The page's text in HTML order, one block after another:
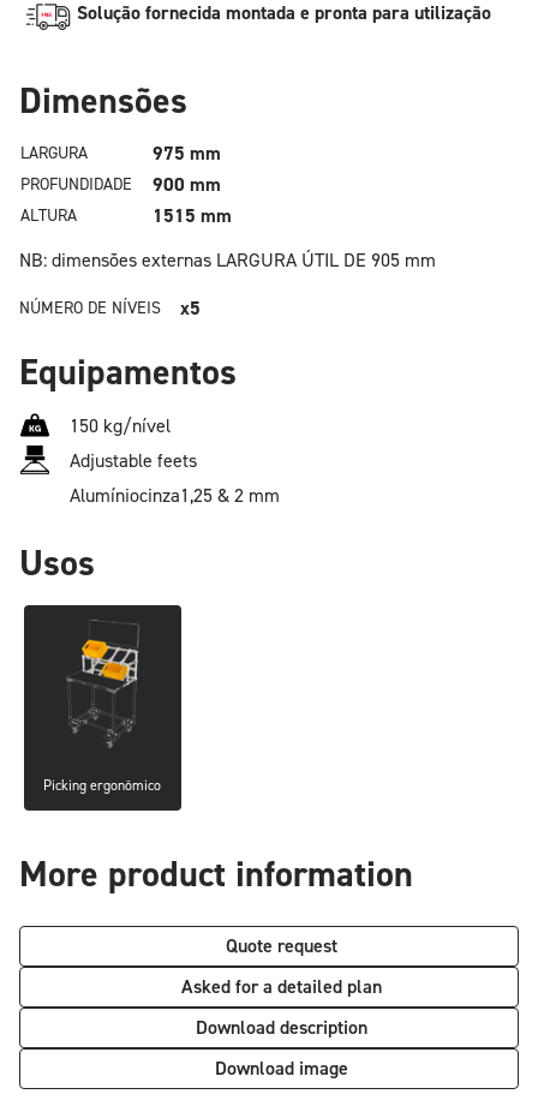
Solução fornecida montada e pronta para utilização
Dimensões
LARGURA 975 mm
PROFUNDIDADE 900 mm
ALTURA
1515 mm
NB: dimensões externas LARGURA ÚTIL DE 905 mm
NÚMERO DE NÍVEIS x5
Equipamentos
150 kg/nível
Adjustable feets
Alumíniocinza1,25 & 2 mm
Usos
Picking ergonômico
More product information
Quote request
Asked for a detailed plan
Download description
Download image